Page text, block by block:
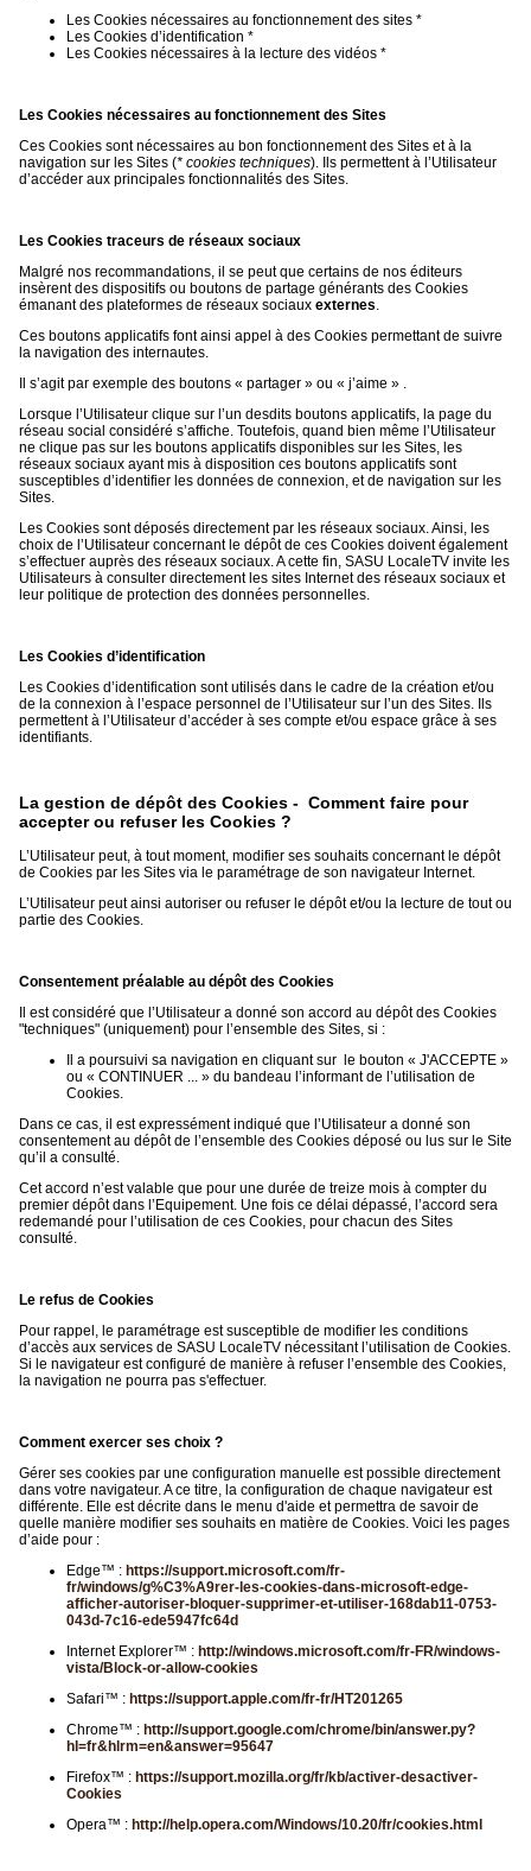
Les Cookies nécessaires au fonctionnement des sites *
Les Cookies d’identification *
Les Cookies nécessaires à la lecture des vidéos *
Les Cookies nécessaires au fonctionnement des Sites
Ces Cookies sont nécessaires au bon fonctionnement des Sites et à la
navigation sur les Sites (* cookies techniques). Ils permettent à l’Utilisateur
d’accéder aux principales fonctionnalités des Sites.
Les Cookies traceurs de réseaux sociaux
Malgré nos recommandations, il se peut que certains de nos éditeurs
insèrent des dispositifs ou boutons de partage générants des Cookies
émanant des plateformes de réseaux sociaux externes.
Ces boutons applicatifs font ainsi appel à des Cookies permettant de suivre
la navigation des internautes.
Il s’agit par exemple des boutons « partager » ou « j’aime » .
Lorsque l’Utilisateur clique sur l’un desdits boutons applicatifs, la page du
réseau social considéré s’affiche. Toutefois, quand bien même l’Utilisateur
ne clique pas sur les boutons applicatifs disponibles sur les Sites, les
réseaux sociaux ayant mis à disposition ces boutons applicatifs sont
susceptibles d’identifier les données de connexion, et de navigation sur les
Sites.
Les Cookies sont déposés directement par les réseaux sociaux. Ainsi, les
choix de l’Utilisateur concernant le dépôt de ces Cookies doivent également
s’effectuer auprès des réseaux sociaux. A cette fin, SASU LocaleTV invite les
Utilisateurs à consulter directement les sites Internet des réseaux sociaux et
leur politique de protection des données personnelles.
Les Cookies d’identification
Les Cookies d’identification sont utilisés dans le cadre de la création et/ou
de la connexion à l’espace personnel de l’Utilisateur sur l’un des Sites. Ils
permettent à l’Utilisateur d’accéder à ses compte et/ou espace grâce à ses
identifiants.
La gestion de dépôt des Cookies - Comment faire pour
accepter ou refuser les Cookies ?
L’Utilisateur peut, à tout moment, modifier ses souhaits concernant le dépôt
de Cookies par les Sites via le paramétrage de son navigateur Internet.
L’Utilisateur peut ainsi autoriser ou refuser le dépôt et/ou la lecture de tout ou
partie des Cookies.
Consentement préalable au dépôt des Cookies
Il est considéré que l’Utilisateur a donné son accord au dépôt des Cookies
"techniques" (uniquement) pour l’ensemble des Sites, si :
Il a poursuivi sa navigation en cliquant sur le bouton « J'ACCEPTE »
ou « CONTINUER ... » du bandeau l’informant de l’utilisation de
Cookies.
Dans ce cas, il est expressément indiqué que l’Utilisateur a donné son
consentement au dépôt de l’ensemble des Cookies déposé ou lus sur le Site
qu’il a consulté.
Cet accord n’est valable que pour une durée de treize mois à compter du
premier dépôt dans l’Equipement. Une fois ce délai dépassé, l’accord sera
redemandé pour l’utilisation de ces Cookies, pour chacun des Sites
consulté.
Le refus de Cookies
Pour rappel, le paramétrage est susceptible de modifier les conditions
d’accès aux services de SASU LocaleTV nécessitant l’utilisation de Cookies.
Si le navigateur est configuré de manière à refuser l’ensemble des Cookies,
la navigation ne pourra pas s'effectuer.
Comment exercer ses choix ?
Gérer ses cookies par une configuration manuelle est possible directement
dans votre navigateur. A ce titre, la configuration de chaque navigateur est
différente. Elle est décrite dans le menu d'aide et permettra de savoir de
quelle manière modifier ses souhaits en matière de Cookies. Voici les pages
d’aide pour :
Edge™ : https://support.microsoft.com/fr-
fr/windows/g%C3%A9rer-les-cookies-dans-microsoft-edge-
afficher-autoriser-bloquer-supprimer-et-utiliser-168dab11-0753-
043d-7c16-ede5947fc64d
Internet Explorer™ : http://windows.microsoft.com/fr-FR/windows-
vista/Block-or-allow-cookies
Safari™ : https://support.apple.com/fr-fr/HT201265
Chrome™ : http://support.google.com/chrome/bin/answer.py?
hl=fr&hlrm=en&answer=95647
Firefox™ : https://support.mozilla.org/fr/kb/activer-desactiver-
Cookies
Opera™ : http://help.opera.com/Windows/10.20/fr/cookies.html